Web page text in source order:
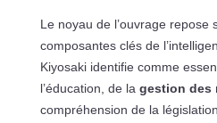
Le noyau de l’ouvrage repose
composantes clés de
Kiyosaki identifie comme
l’éducation, de la gestion des
compréhension de la